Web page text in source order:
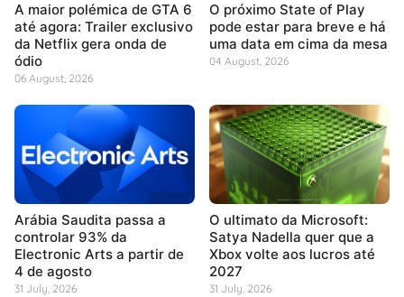
A maior polémica de GTA 6
até agora: Trailer exclusivo
da Netflix gera onda de
ódio
06 August, 2026
O próximo State of Play
pode estar para breve e há
uma data em cima da mesa
04 August, 2026
Arábia Saudita passa a
controlar 93% da
Electronic Arts a partir de
4 de agosto
31 July, 2026
O ultimato da Microsoft:
Satya Nadella quer que a
Xbox volte aos lucros até
2027
31 July, 2026